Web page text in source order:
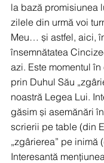
la bază promisiunea
zilele din urmă voi
Meu… și astfel, aici,
însemnătatea
azi. Este momentul
prin Duhul Său
noastră Legea Lui.
găsim și asemănări
scrierii pe table (din
„zgârierea” pe inimă
Interesantă